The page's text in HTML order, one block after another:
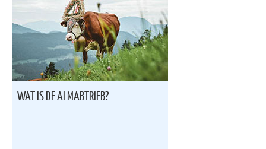
WAT IS DE ALMABTRIEB?